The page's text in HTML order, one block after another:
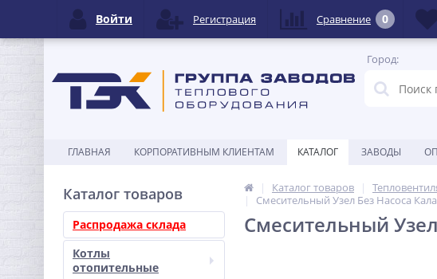
Город:
ГЛАВНАЯ КОРПОРАТИВНЫМ КЛИЕНТАМ КАТАЛОГ ЗАВОДЫ
Каталог товаров
Распродажа склада
Котлы
отопительные
Каталог товаров
Смесительный Узел Без Насоса
Смесительный
Войти Регистрация Сравнение 0